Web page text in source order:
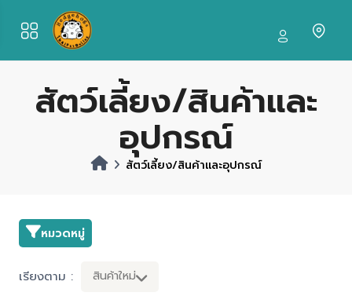
สัตว์เลี้ยง/สินค้าและ
อุปกรณ์
สัตว์เลี้ยง/สินค้าและอุปกรณ์
หมวดหมู่
เรียงตาม : สินค้าใหม่